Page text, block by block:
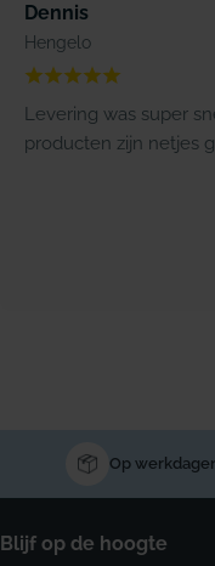
Dennis
Hengelo
Levering was super
producten zijn netjes
Op
Blijf op de hoogte